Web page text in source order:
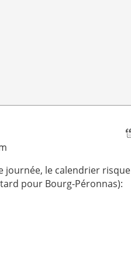
journée, le calendrier risque
pour Bourg-Péronnas):